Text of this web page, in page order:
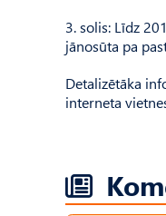
3. solis: Līdz
jānosūta pa
Detalizētāka
interneta